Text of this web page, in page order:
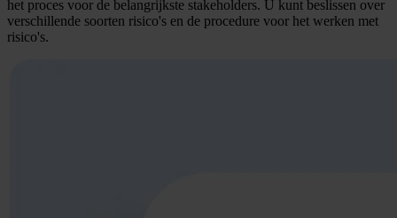
het proces voor de belangrijkste stakeholders. U kunt beslissen over
verschillende soorten risico's en de procedure voor het werken met
risico's.